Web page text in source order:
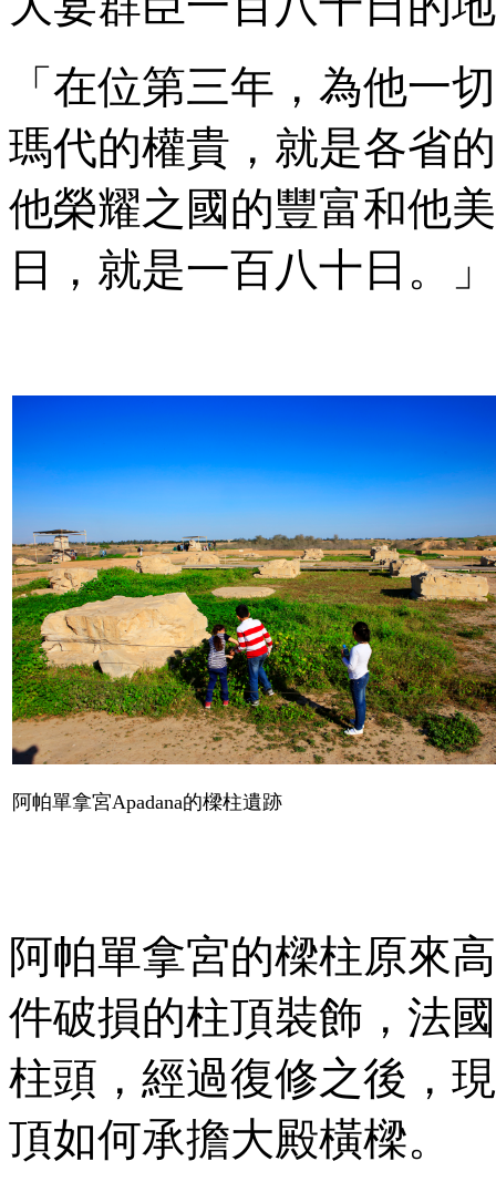
「在位第三年，為他一
瑪代的權貴，就是各省
他榮耀之國的豐富和他
日，就是一百八十日。
阿帕單拿宮Apadana的樑柱遺跡
阿帕單拿宮的樑柱原來
件破損的柱頂裝飾，法
柱頭，經過復修之後，
頂如何承擔大殿橫樑。